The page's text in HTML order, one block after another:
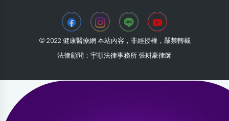
© 2022 健康醫療網 本站內容，非經授權，嚴禁轉載
法律顧問：宇順法律事務所 張耕豪律師